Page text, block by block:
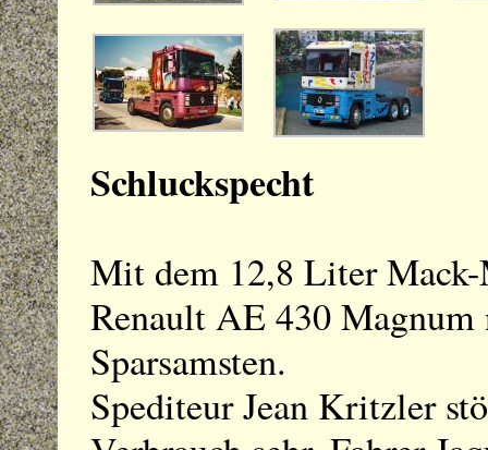
Schluckspecht
Mit dem 12,8 Liter
Renault AE 430 Magnum
Sparsamsten.
Spediteur Jean Kritzler